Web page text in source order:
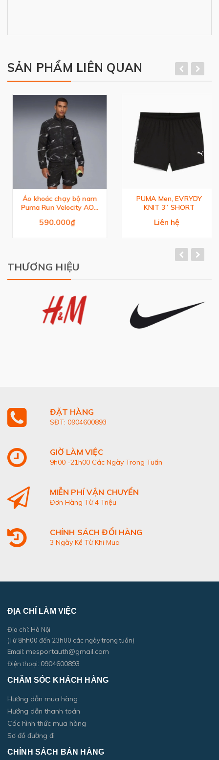
SẢN PHẨM LIÊN QUAN
Áo khoác chạy bộ nam
Puma Run Velocity AOP
590.000₫
PUMA Men, EVRYDY
KNIT 3” SHORT
Liên hệ
THƯƠNG HIỆU
ĐẶT HÀNG
SĐT: 0904600893
GIỜ LÀM VIỆC
9h00 -21h00 Các Ngày Trong Tuần
MIỄN PHÍ VẬN CHUYỂN
Đơn Hàng Từ 4 Triệu
CHÍNH SÁCH ĐỔI HÀNG
3 Ngày Kể Từ Khi Mua
ĐỊA CHỈ LÀM VIỆC
Địa chỉ: Hà Nội
(Từ 8hh00 đến 23h00 các ngày trong tuần)
Email: mesportauth@gmail.com
Điện thoại: 0904600893
CHĂM SÓC KHÁCH HÀNG
Hướng dẫn mua hàng
Hướng dẫn thanh toán
Các hình thức mua hàng
Sơ đồ đường đi
CHÍNH SÁCH BÁN HÀNG